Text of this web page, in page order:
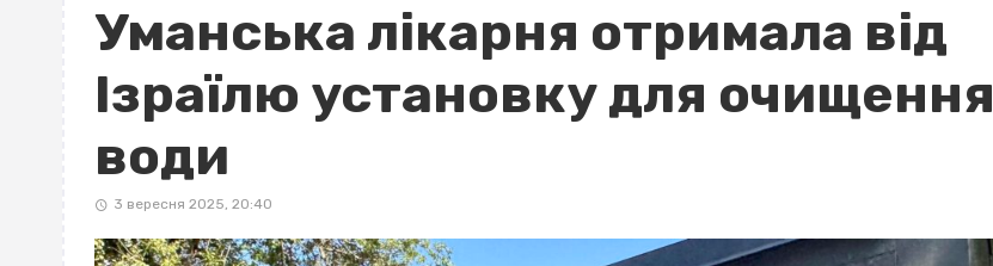
Уманська лікарня отримала від
Ізраїлю установку для очищення
води
3 вересня 2025, 20:40